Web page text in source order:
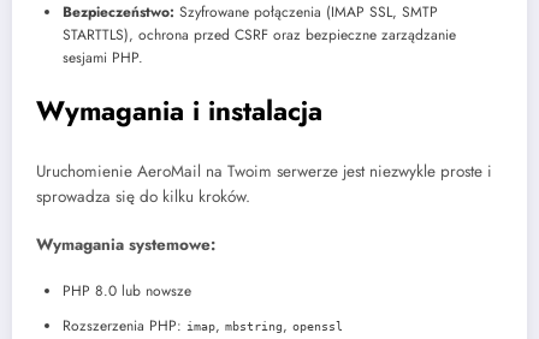
Bezpieczeństwo: Szyfrowane połączenia (IMAP SSL, SMTP
STARTTLS), ochrona przed CSRF oraz bezpieczne zarządzanie
sesjami PHP.
Wymagania i instalacja
Uruchomienie AeroMail na Twoim serwerze jest niezwykle proste i
sprowadza się do kilku kroków.
Wymagania systemowe:
PHP 8.0 lub nowsze
Rozszerzenia PHP: imap, mbstring, openssl